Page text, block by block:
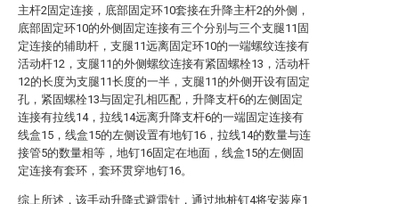
主杆2固定连接，底部固定环10套接在升降主杆2的外侧，
底部固定环10的外侧固定连接有三个分别与三个支腿11固
定连接的辅助杆，支腿11远离固定环10的一端螺纹连接有
活动杆12，支腿11的外侧螺纹连接有紧固螺栓13，活动杆
12的长度为支腿11长度的一半，支腿11的外侧开设有固定
孔，紧固螺栓13与固定孔相匹配，升降支杆6的左侧固定
连接有拉线14，拉线14远离升降支杆6的一端固定连接有
线盒15，线盒15的左侧设置有地钉16，拉线14的数量与连
接管5的数量相等，地钉16固定在地面，线盒15的左侧固
定连接有套环，套环贯穿地钉16。
综上所述，该手动升降式避雷针，通过地桩钉4将安装座1